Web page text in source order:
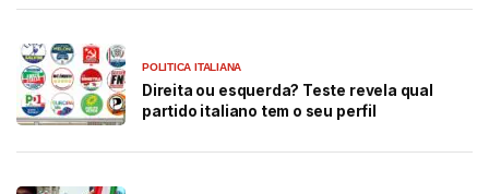
POLITICA ITALIANA
Direita ou esquerda? Teste revela qual
partido italiano tem o seu perfil